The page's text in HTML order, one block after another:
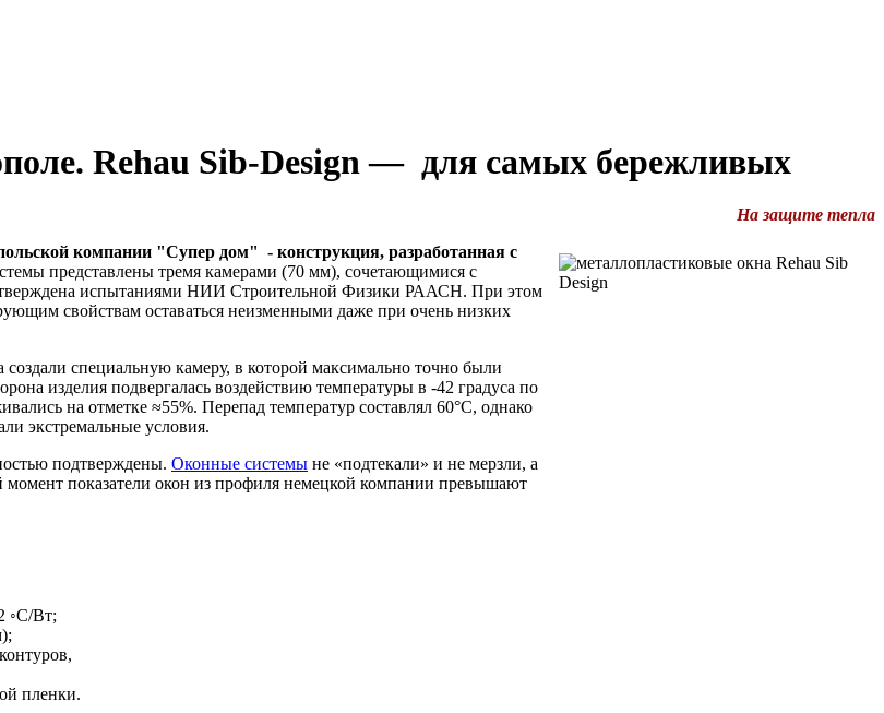
Rehau Sib-Design — для самых бережливых
На защите тепла
компании "Супер дом" - конструкция, разработанная с
представлены тремя камерами (70 мм), сочетающимися с
испытаниями НИИ Строительной Физики РААСН. При этом
свойствам оставаться неизменными даже при очень низких
специальную камеру, в которой максимально точно были
изделия подвергалась воздействию температуры в -42 градуса по
на отметке ≈55%. Перепад температур составлял 60°С, однако
экстремальные условия.
подтверждены. Оконные системы не «подтекали» и не мерзли, а
показатели окон из профиля немецкой компании превышают
◦С/Вт;
пленки.